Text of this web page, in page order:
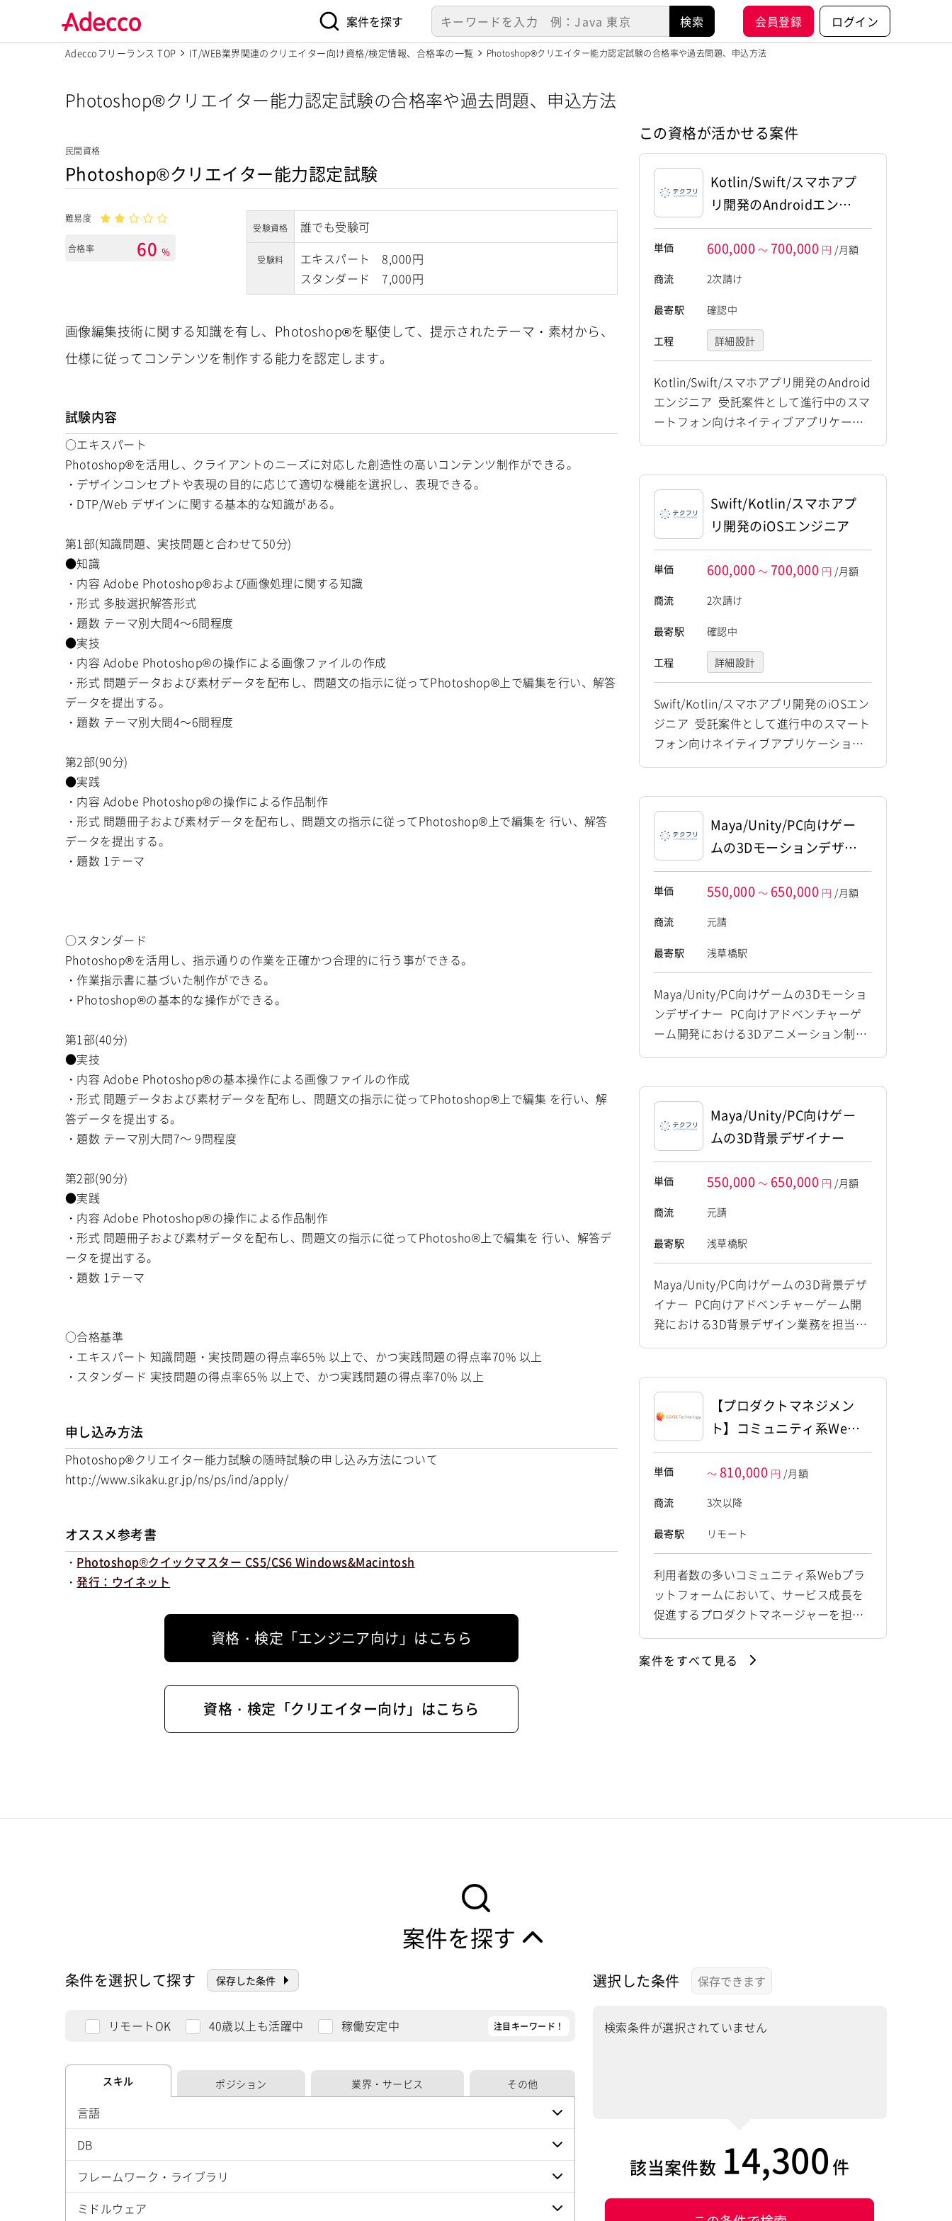
案件を探す 会員登録 ログイン
Adeccoフリーランス TOP IT/WEB業界関連のクリエイター向け資格/検定情報、合格率の一覧 Photoshop®クリエイター能力認定試験の合格率や過去問題、申込方法
Photoshop®クリエイター能力認定試験の合格率や過去問題、申込方法
民間資格
Photoshop®クリエイター能力認定試験
難易度
合格率 60 ％
受験資格 誰でも受験可
受験料
エキスパート 8,000円
スタンダード 7,000円
画像編集技術に関する知識を有し、Photoshop®を駆使して、提示されたテーマ・素材から、
仕様に従ってコンテンツを制作する能力を認定します。
試験内容
○エキスパート
Photoshop®を活用し、クライアントのニーズに対応した創造性の高いコンテンツ制作ができる。
・デザインコンセプトや表現の目的に応じて適切な機能を選択し、表現できる。
・DTP/Web デザインに関する基本的な知識がある。
第1部(知識問題、実技問題と合わせて50分)
●知識
・内容 Adobe Photoshop®および画像処理に関する知識
・形式 多肢選択解答形式
・題数 テーマ別大問4～6問程度
●実技
・内容 Adobe Photoshop®の操作による画像ファイルの作成
・形式 問題データおよび素材データを配布し、問題文の指示に従ってPhotoshop®上で編集を行い、解答
データを提出する。
・題数 テーマ別大問4～6問程度
第2部(90分)
●実践
・内容 Adobe Photoshop®の操作による作品制作
・形式 問題冊子および素材データを配布し、問題文の指示に従ってPhotoshop®上で編集を 行い、解答
データを提出する。
・題数 1テーマ
○スタンダード
Photoshop®を活用し、指示通りの作業を正確かつ合理的に行う事ができる。
・作業指示書に基づいた制作ができる。
・Photoshop®の基本的な操作ができる。
第1部(40分)
●実技
・内容 Adobe Photoshop®の基本操作による画像ファイルの作成
・形式 問題データおよび素材データを配布し、問題文の指示に従ってPhotoshop®上で編集 を行い、解
答データを提出する。
・題数 テーマ別大問7～ 9問程度
第2部(90分)
●実践
・内容 Adobe Photoshop®の操作による作品制作
・形式 問題冊子および素材データを配布し、問題文の指示に従ってPhotosho®上で編集を 行い、解答デ
ータを提出する。
・題数 1テーマ
○合格基準
・エキスパート 知識問題・実技問題の得点率65% 以上で、かつ実践問題の得点率70% 以上
・スタンダード 実技問題の得点率65% 以上で、かつ実践問題の得点率70% 以上
申し込み方法
Photoshop®クリエイター能力試験の随時試験の申し込み方法について
http://www.sikaku.gr.jp/ns/ps/ind/apply/
オススメ参考書
・ Photoshop®クイックマスター CS5/CS6 Windows&Macintosh
・発行：ウイネット
資格・検定「エンジニア向け」はこちら
資格・検定「クリエイター向け」はこちら
この資格が活かせる案件
Kotlin/Swift/スマホアプ
リ開発のAndroidエンジ
ニア
単価 600,000 ～ 700,000 円 /月額
商流 2次請け
最寄駅 確認中
工程 詳細設計
テスト デバッグ
運用・保守
Kotlin/Swift/スマホアプリ開発のAndroid
エンジニア 受託案件として進行中のスマ
ートフォン向けネイティブアプリケーシ
ョン開発プロジェクトにおいて、 Androi
守までを一貫して担当していただきま
す。 他職種メンバーと連携しながら、新
機能開発やコードレビュー、品質管理等
に携わっていただきます。 【仕事内容】
下記の業務を担っていただ...
Swift/Kotlin/スマホアプ
リ開発のiOSエンジニア
単価 600,000 ～ 700,000 円 /月額
商流 2次請け
最寄駅 確認中
工程 詳細設計
テスト デバッグ
運用・保守
Swift/Kotlin/スマホアプリ開発のiOSエン
ジニア 受託案件として進行中のスマート
フォン向けネイティブアプリケーション
開発プロジェクトにおいて、 iOSを中心
を一貫して担当していただきます。 他職
種メンバーと連携しながら、新機能開発
やコードレビュー、品質管理等に携わっ
ていただきます。 【仕事内容】 下記の業
務を担っていただく想定です。 ...
Maya/Unity/PC向けゲー
ムの3Dモーションデザイ
ナー
単価 550,000 ～ 650,000 円 /月額
商流 元請
最寄駅 浅草橋駅
Maya/Unity/PC向けゲームの3Dモーショ
ンデザイナー PC向けアドベンチャーゲ
ーム開発における3Dアニメーション制作
業務を担当していただきます。 キャラク
グ、 ゲームエンジンへの組み込みまで幅
広くご対応いただくポジションです。
【仕事内容】 下記の業務を担っていただ
く想定です。 ・3D空間における背景オブ
ジェクトや各種モデルのデータ作成...
Maya/Unity/PC向けゲー
ムの3D背景デザイナー
単価 550,000 ～ 650,000 円 /月額
商流 元請
最寄駅 浅草橋駅
Maya/Unity/PC向けゲームの3D背景デザ
イナー PC向けアドベンチャーゲーム開
発における3D背景デザイン業務を担当し
ていただきます。 モデルの制作からゲー
ック制作全般に幅広くご対応いただくポ
ジションです。 【仕事内容】 下記の業務
を担っていただく想定です。 ・3D空間に
おける背景オブジェクトや景観モデルの
データ制作作業 ・登場キャラクタ...
【プロダクトマネジメン
ト】コミュニティ系Web
プラットフォームにおけ
るプロダクトマネジメン
ト
単価 ～ 810,000 円 /月額
商流 3次以降
最寄駅 リモート
利用者数の多いコミュニティ系Webプラ
ットフォームにおいて、サービス成長を
促進するプロダクトマネージャーを担当
します。 多くの利用者に日常的に使われ
ているプラットフォームを対象に、利用
案件をすべて見る
案件を探す
条件を選択して探す 保存した条件
リモートOK 40歳以上も活躍中 稼働安定中
スキル ポジション 業界・サービス その他
言語
DB
フレームワーク・ライブラリ
ミドルウェア
選択した条件
検索条件が選択されていません
該当案件数 14,300 件